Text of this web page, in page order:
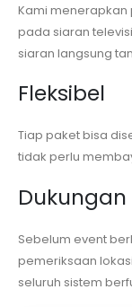
Kami menerapkan
pada siaran
siaran langsung
Fleksibel
Tiap paket bisa
tidak perlu
Dukungan
Sebelum event
pemeriksaan
seluruh sistem